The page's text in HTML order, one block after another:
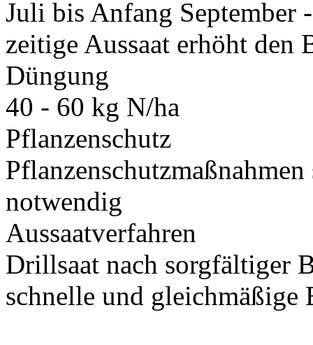
Juli bis Anfang September
zeitige Aussaat erhöht den
Düngung
40 - 60 kg N/ha
Pflanzenschutz
notwendig
Aussaatverfahren
Drillsaat nach sorgfältiger
schnelle und